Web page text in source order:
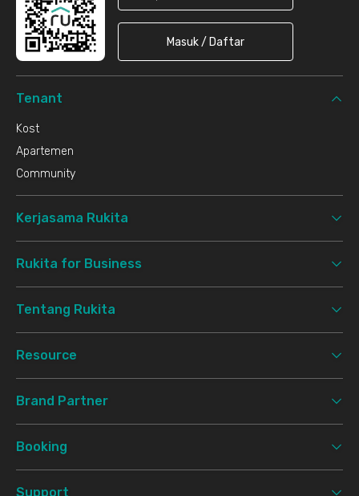
Masuk / Daftar
Tenant
Kost
Apartemen
Community
Kerjasama Rukita
Rukita for Business
Tentang Rukita
Resource
Brand Partner
Booking
Support